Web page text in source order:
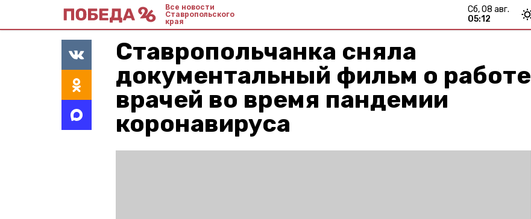
Все новости
Ставропольского
края
сб, 08 авг.
05:12
Ставропольчанка сняла
документальный фильм о работе
врачей во время пандемии
коронавируса